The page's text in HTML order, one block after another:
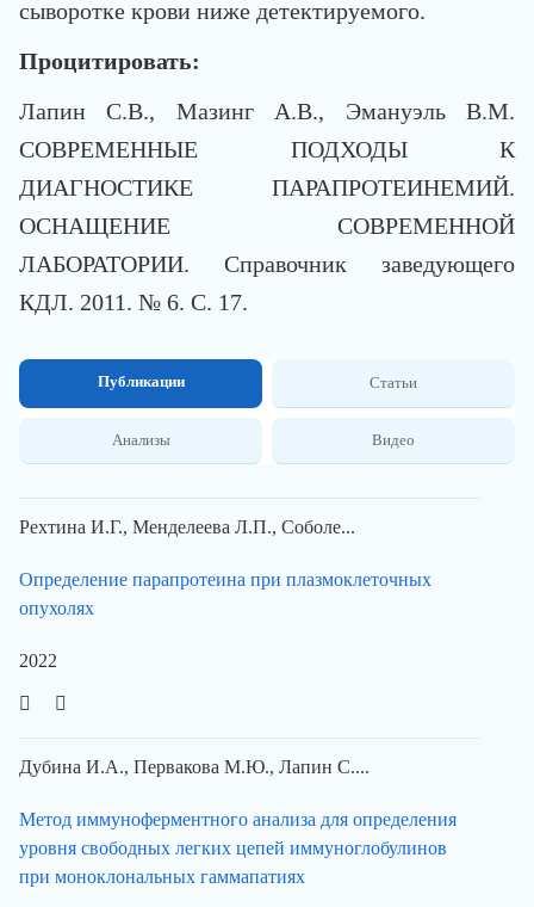
сыворотке крови ниже детектируемого.
Процитировать:
Лапин С.В., Мазинг А.В., Эмануэль В.М.
СОВРЕМЕННЫЕ ПОДХОДЫ К
ДИАГНОСТИКЕ ПАРАПРОТЕИНЕМИЙ.
ОСНАЩЕНИЕ СОВРЕМЕННОЙ
ЛАБОРАТОРИИ. Справочник заведующего
КДЛ. 2011. № 6. С. 17.
Публикации Статьи
Анализы Видео
Рехтина И.Г., Менделеева Л.П., Соболе...
Определение парапротеина при плазмоклеточных
опухолях
2022
Дубина И.А., Первакова М.Ю., Лапин С....
Метод иммуноферментного анализа для определения
уровня свободных легких цепей иммуноглобулинов
при моноклональных гаммапатиях